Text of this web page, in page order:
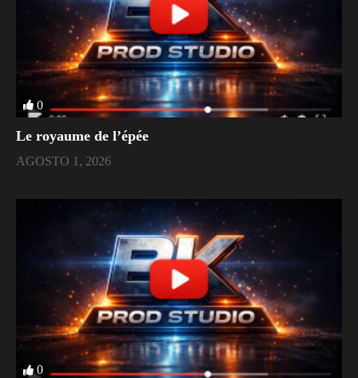
0
Le royaume de l’épée
AGOSTO 1, 2026
0